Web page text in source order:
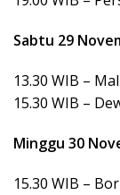
Sabtu 29
13.30 WIB –
15.30 WIB –
Minggu 30
15.30 WIB –